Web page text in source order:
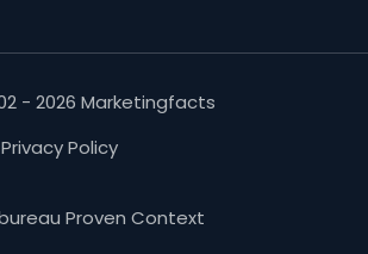
- 2026 Marketingfacts
Privacy Policy
Proven Context